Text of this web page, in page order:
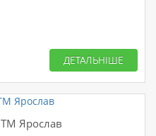
ДЕТАЛЬНІШЕ
ТМ Ярослав